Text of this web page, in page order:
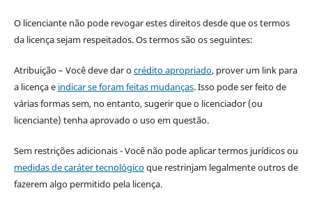
O licenciante não pode revogar estes direitos desde que os termos
da licença sejam respeitados. Os termos são os seguintes:
Atribuição – Você deve dar ocrédito apropriado, prover um link para
a licença e indicar se foram feitas mudanças. Isso pode ser feito de
várias formas sem, no entanto, sugerir que o licenciador (ou
licenciante) tenha aprovado o uso em questão.
Sem restrições adicionais - Você não pode aplicar termos jurídicos ou
medidas de caráter tecnológicoque restrinjam legalmente outros de
fazerem algo permitido pela licença.